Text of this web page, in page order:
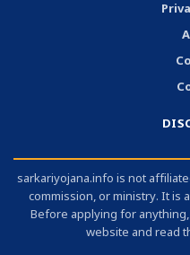
sarkariyojana.info is not
commission, or ministry. It is
Before applying for
website and read